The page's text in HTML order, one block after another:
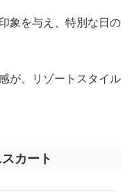
象を与え、特別な日の
が、リゾートスタイル
カート